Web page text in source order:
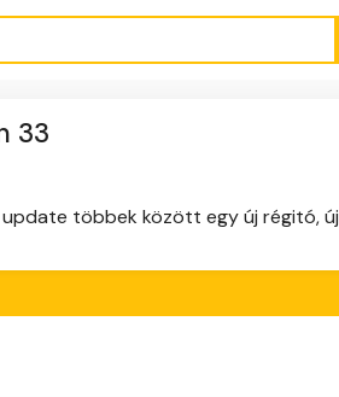
33
többek között egy új régitó, új